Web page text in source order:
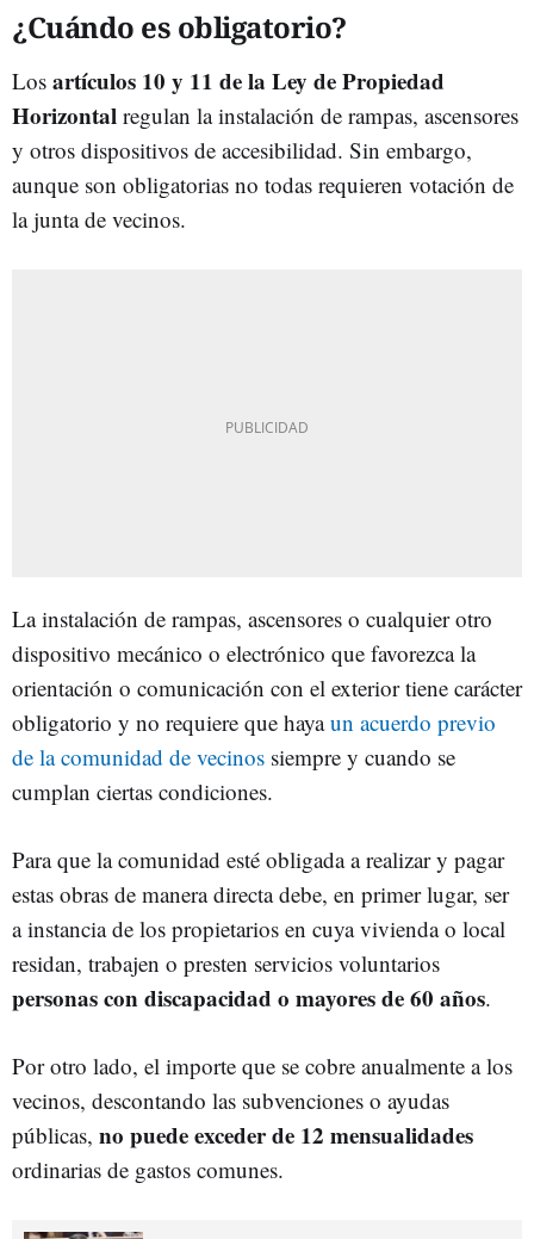
¿Cuándo es obligatorio?
Los artículos 10 y 11 de la Ley de Propiedad
Horizontal regulan la instalación de rampas, ascensores
y otros dispositivos de accesibilidad. Sin embargo,
aunque son obligatorias no todas requieren votación de
la junta de vecinos.
La instalación de rampas, ascensores o cualquier otro
dispositivo mecánico o electrónico que favorezca la
orientación o comunicación con el exterior tiene carácter
obligatorio y no requiere que hayaun acuerdo previo
de la comunidad de vecinos siempre y cuando se
cumplan ciertas condiciones.
Para que la comunidad esté obligada a realizar y pagar
estas obras de manera directa debe, en primer lugar, ser
a instancia de los propietarios en cuya vivienda o local
residan, trabajen o presten servicios voluntarios
personas con discapacidad o mayores de 60 años.
Por otro lado, el importe que se cobre anualmente a los
vecinos, descontando las subvenciones o ayudas
públicas, no puede exceder de 12 mensualidades
ordinarias de gastos comunes.